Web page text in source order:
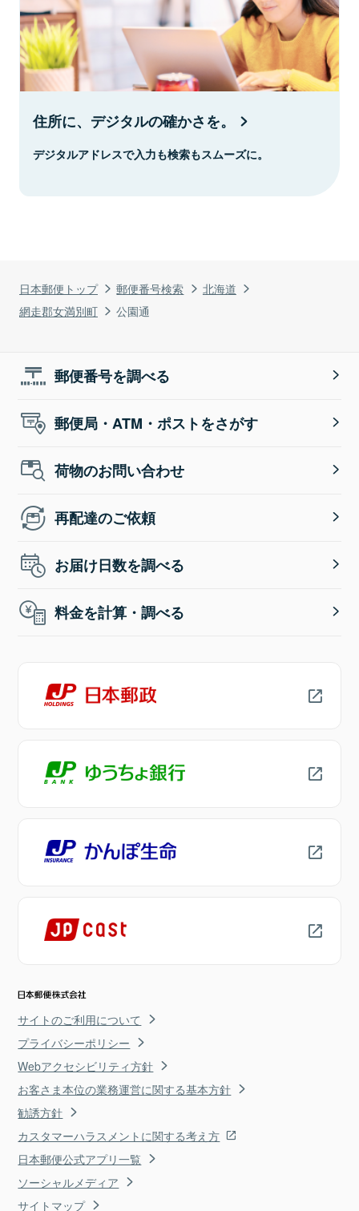
日本郵便トップ 郵便番号検索
北海道
網走郡女満別町
公園通
住所に、デジタルの確かさを。
デジタルアドレスで入力も検索もスムーズに。
郵便番号を調べる
郵便局・ATM・ポストをさがす
荷物のお問い合わせ
再配達のご依頼
お届け日数を調べる
料金を計算・調べる
サイトのご利用について
プライバシーポリシー
Webアクセシビリティ方針
お客さま本位の業務運営に関する基本方針
勧誘方針
カスタマーハラスメントに関する考え方
日本郵便公式アプリ一覧
ソーシャルメディア
サイトマップ